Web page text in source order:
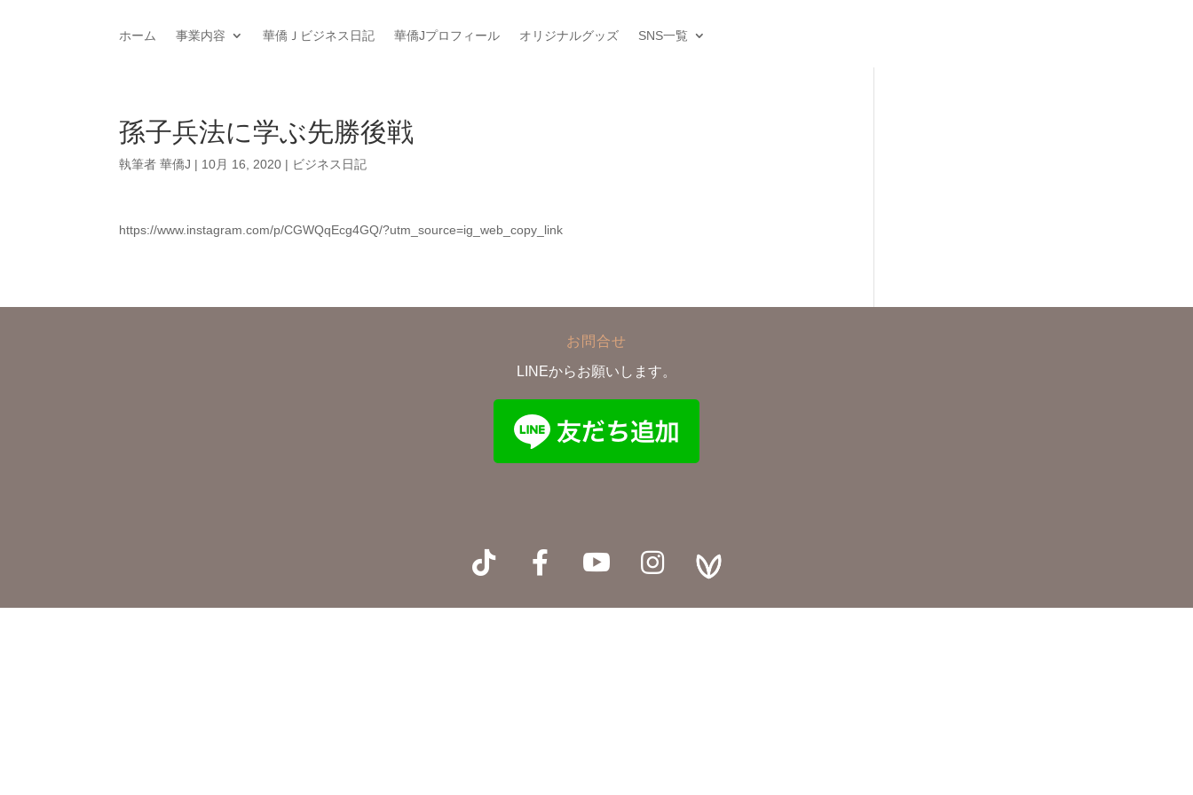
ホーム 事業内容 華僑Ｊビジネス日記 華僑Jプロフィール オリジナルグッズ SNS一覧
孫子兵法に学ぶ先勝後戦
執筆者華僑J | 10月 16, 2020 | ビジネス日記
https://www.instagram.com/p/CGWQqEcg4GQ/?utm_source=ig_web_copy_link
お問合せ
LINEからお願いします。
   